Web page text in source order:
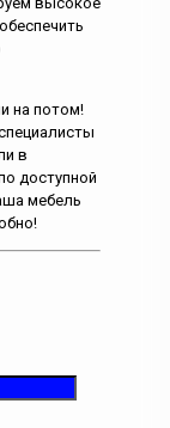
на потом!
в
доступной
мебель